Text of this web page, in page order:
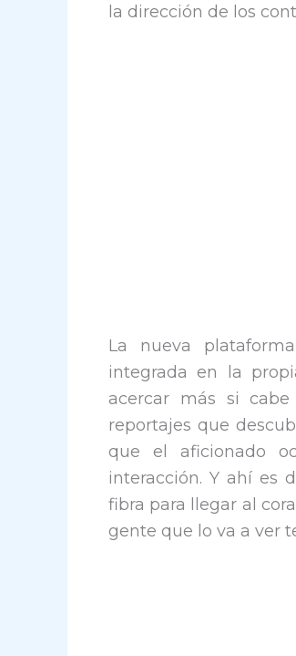
la dirección de los
La nueva
integrada en la
acercar más si
reportajes que
que el aficionado
interacción. Y ahí es
fibra para llegar al
gente que lo va a ver